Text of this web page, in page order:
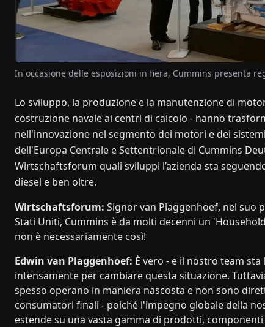
In occasione delle esposizioni in fiera, Cummins presenta
Lo sviluppo, la produzione e la manutenzione di
costruzione navale ai centri di calcolo - hanno
nell'innovazione nel segmento dei motori e dei
dell'Europa Centrale e Settentrionale di Cummins
Wirtschaftsforum quali sviluppi l’azienda sta
diesel e ben oltre.
Wirtschaftsforum: Signor van Plaggenhoef, nel suo
Stati Uniti, Cummins è da molti decenni un
non è necessariamente così!
Edwin van Plaggenhoef: È vero - e il nostro team sta
intensamente per cambiare questa situazione.
spesso operano in maniera nascosta e non sono
consumatori finali - poiché l'impegno globale della
estende su una vasta gamma di prodotti,